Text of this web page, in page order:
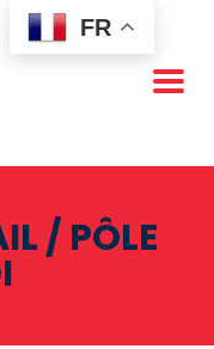
FR
/ PÔLE